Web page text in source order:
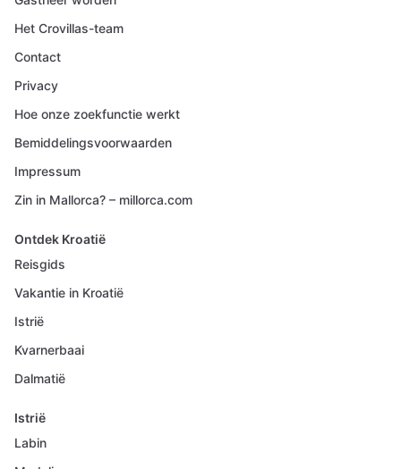
Het Crovillas-team
Contact
Privacy
Hoe onze zoekfunctie werkt
Bemiddelingsvoorwaarden
Impressum
Zin in Mallorca? – millorca.com
Ontdek Kroatië
Reisgids
Vakantie in Kroatië
Istrië
Kvarnerbaai
Dalmatië
Istrië
Labin